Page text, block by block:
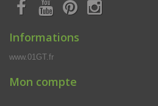
Informations
www.01GT.fr
Mon compte